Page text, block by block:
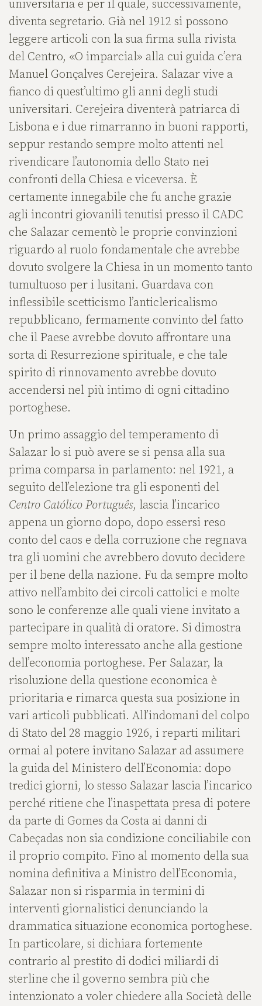
universitaria e per il quale, successivamente,
diventa segretario. Già nel 1912 si possono
leggere articoli con la sua firma sulla rivista
del Centro, «O imparcial» alla cui guida c’era
Manuel Gonçalves Cerejeira. Salazar vive a
fianco di quest’ultimo gli anni degli studi
universitari. Cerejeira diventerà patriarca di
Lisbona e i due rimarranno in buoni rapporti,
seppur restando sempre molto attenti nel
rivendicare l’autonomia dello Stato nei
confronti della Chiesa e viceversa. È
certamente innegabile che fu anche grazie
agli incontri giovanili tenutisi presso il CADC
che Salazar cementò le proprie convinzioni
riguardo al ruolo fondamentale che avrebbe
dovuto svolgere la Chiesa in un momento tanto
tumultuoso per i lusitani. Guardava con
inflessibile scetticismo l’anticlericalismo
repubblicano, fermamente convinto del fatto
che il Paese avrebbe dovuto affrontare una
sorta di Resurrezione spirituale, e che tale
spirito di rinnovamento avrebbe dovuto
accendersi nel più intimo di ogni cittadino
portoghese.
Un primo assaggio del temperamento di
Salazar lo si può avere se si pensa alla sua
prima comparsa in parlamento: nel 1921, a
seguito dell’elezione tra gli esponenti del
Centro Católico Português, lascia l’incarico
appena un giorno dopo, dopo essersi reso
conto del caos e della corruzione che regnava
tra gli uomini che avrebbero dovuto decidere
per il bene della nazione. Fu da sempre molto
attivo nell’ambito dei circoli cattolici e molte
sono le conferenze alle quali viene invitato a
partecipare in qualità di oratore. Si dimostra
sempre molto interessato anche alla gestione
dell’economia portoghese. Per Salazar, la
risoluzione della questione economica è
prioritaria e rimarca questa sua posizione in
vari articoli pubblicati. All’indomani del colpo
di Stato del 28 maggio 1926, i reparti militari
ormai al potere invitano Salazar ad assumere
la guida del Ministero dell’Economia: dopo
tredici giorni, lo stesso Salazar lascia l’incarico
perché ritiene che l’inaspettata presa di potere
da parte di Gomes da Costa ai danni di
Cabeçadas non sia condizione conciliabile con
il proprio compito. Fino al momento della sua
nomina definitiva a Ministro dell’Economia,
Salazar non si risparmia in termini di
interventi giornalistici denunciando la
drammatica situazione economica portoghese.
In particolare, si dichiara fortemente
contrario al prestito di dodici miliardi di
sterline che il governo sembra più che
intenzionato a voler chiedere alla Società delle